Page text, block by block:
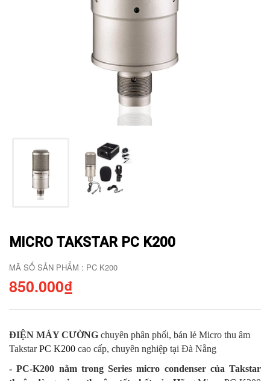
MICRO TAKSTAR PC K200
MÃ SỐ SẢN PHẨM : PC K200
850.000₫
ĐIỆN MÁY CƯỜNG chuyên phân phối, bán lẻ Micro thu âm
TakstarPC K200 cao cấp, chuyên nghiệp tại Đà Nẵng
- PC-K200 nằm trong Series micro condenser của Takstar